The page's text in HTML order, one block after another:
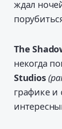
ждал
The
некогда
Studios
графике